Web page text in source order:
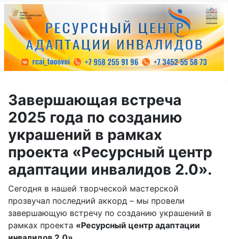
Завершающая встреча
2025 года по созданию
украшений в рамках
проекта «Ресурсный центр
адаптации инвалидов 2.0».
Сегодня в нашей творческой мастерской
прозвучал последний аккорд – мы провели
завершающую встречу по созданию украшений в
рамках проекта «Ресурсный центр адаптации